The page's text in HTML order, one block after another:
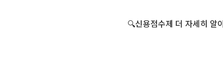
🔍신용점수제 더 자세히